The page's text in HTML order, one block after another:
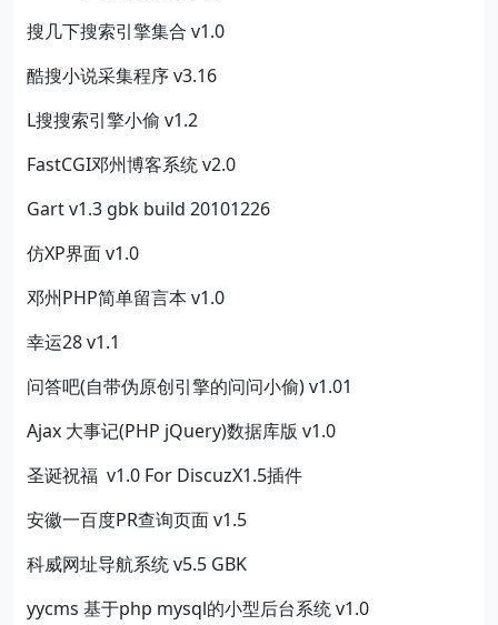
搜几下搜索引擎集合 v1.0
酷搜小说采集程序 v3.16
L搜搜索引擎小偷 v1.2
FastCGI邓州博客系统 v2.0
Gart v1.3 gbk build 20101226
仿XP界面 v1.0
邓州PHP简单留言本 v1.0
幸运28 v1.1
问答吧(自带伪原创引擎的问问小偷) v1.01
Ajax 大事记(PHP jQuery)数据库版 v1.0
圣诞祝福 v1.0 For DiscuzX1.5插件
安徽一百度PR查询页面 v1.5
科威网址导航系统 v5.5 GBK
yycms 基于php mysql的小型后台系统 v1.0